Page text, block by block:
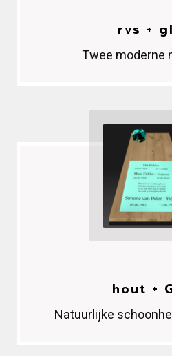
rvs +
Twee moderne
hout +
Natuurlijke